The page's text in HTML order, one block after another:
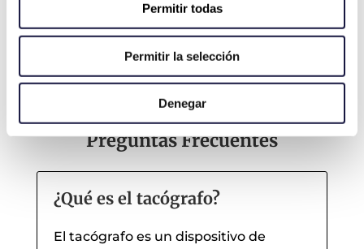
Permitir todas
Permitir la selección
Denegar
defensa la cantidad de horas que se
realizaron de la manera más rigurosa y
objetiva posible.
Preguntas Frecuentes
¿Qué es el tacógrafo?
El tacógrafo es un dispositivo de